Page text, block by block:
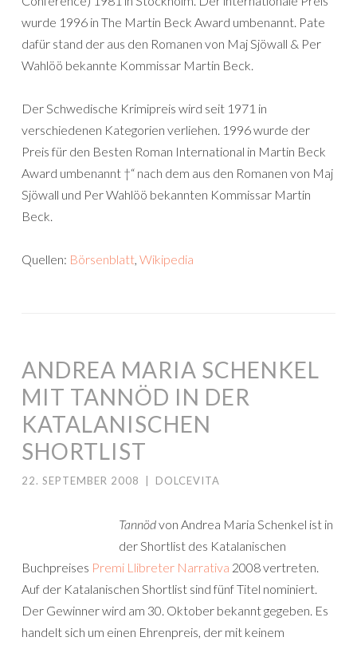
wurde 1996 in The Martin Beck Award umbenannt. Pate
dafür stand der aus den Romanen von Maj Sjöwall & Per
Wahlöö bekannte Kommissar Martin Beck.
Der Schwedische Krimipreis wird seit 1971 in
verschiedenen Kategorien verliehen. 1996 wurde der
Preis für den Besten Roman International in Martin Beck
Award umbenannt †“ nach dem aus den Romanen von Maj
Sjöwall und Per Wahlöö bekannten Kommissar Martin
Beck.
Quellen: Börsenblatt, Wikipedia
ANDREA MARIA SCHENKEL
MIT TANNÖD IN DER
KATALANISCHEN
SHORTLIST
22. SEPTEMBER 2008 DOLCEVITA
Tannödvon Andrea Maria Schenkel ist in
der Shortlist des Katalanischen
Buchpreises Premi Llibreter Narrativa 2008 vertreten.
Auf der Katalanischen Shortlist sind fünf Titel nominiert.
Der Gewinner wird am 30. Oktober bekannt gegeben. Es
handelt sich um einen Ehrenpreis, der mit keinem